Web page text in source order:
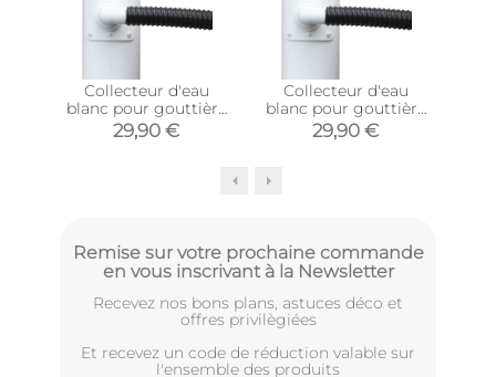
Collecteur d'eau
blanc pour gouttière
circulaire (Pour
descente circulaire 80
29,90 €
Collecteur d'eau
blanc pour gouttière
circulaire (Pour
descente circulaire
29,90 €
Remise sur votre prochaine commande
en vous inscrivant à la Newsletter
Recevez nos bons plans, astuces déco et
offres privilègiées
Et recevez un code de réduction valable sur
l'ensemble des produits